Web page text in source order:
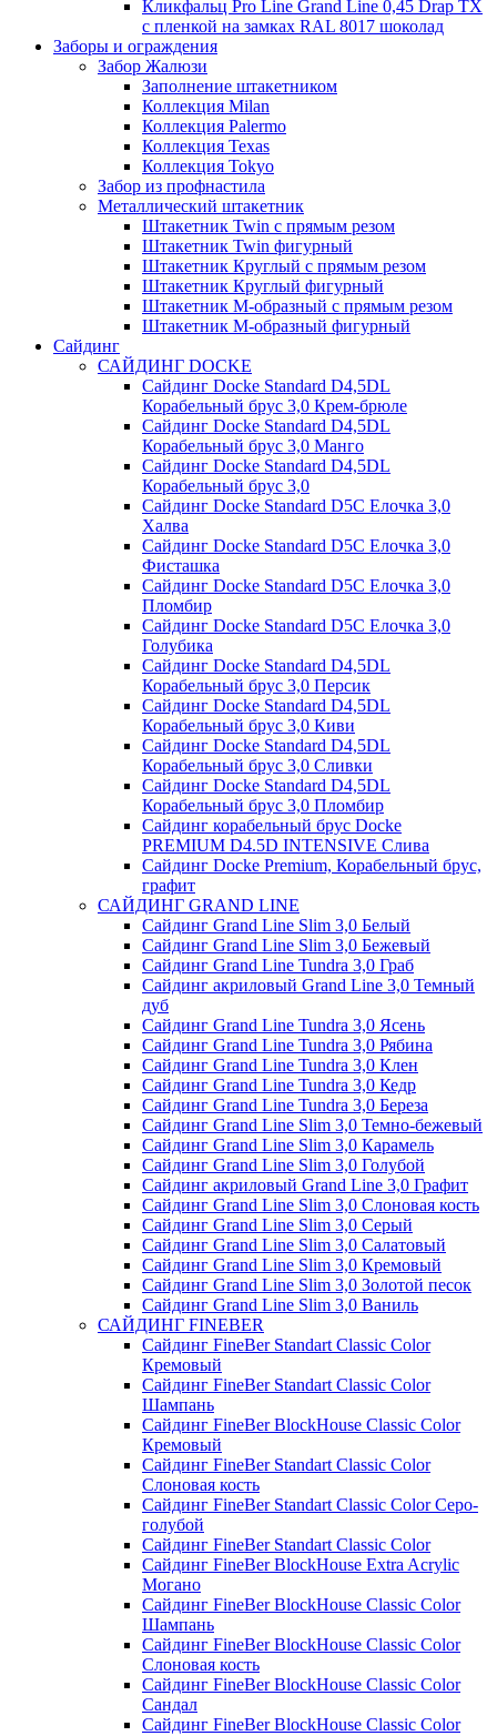
Кликфальц Pro Line Grand Line 0,45 Drap TX
с пленкой на замках RAL 8017 шоколад
Заборы и ограждения
Забор Жалюзи
Заполнение штакетником
Коллекция Milan
Коллекция Palermo
Коллекция Texas
Коллекция Tokyo
Забор из профнастила
Металлический штакетник
Штакетник Twin с прямым резом
Штакетник Twin фигурный
Штакетник Круглый с прямым резом
Штакетник Круглый фигурный
Штакетник М-образный с прямым резом
Штакетник М-образный фигурный
Сайдинг
САЙДИНГ DOCKE
Сайдинг Docke Standard D4,5DL
Корабельный брус 3,0 Крем-брюле
Сайдинг Docke Standard D4,5DL
Корабельный брус 3,0 Манго
Сайдинг Docke Standard D4,5DL
Корабельный брус 3,0
Сайдинг Docke Standard D5C Елочка 3,0
Халва
Сайдинг Docke Standard D5C Елочка 3,0
Фисташка
Сайдинг Docke Standard D5C Елочка 3,0
Пломбир
Сайдинг Docke Standard D5C Елочка 3,0
Голубика
Сайдинг Docke Standard D4,5DL
Корабельный брус 3,0 Персик
Сайдинг Docke Standard D4,5DL
Корабельный брус 3,0 Киви
Сайдинг Docke Standard D4,5DL
Корабельный брус 3,0 Сливки
Сайдинг Docke Standard D4,5DL
Корабельный брус 3,0 Пломбир
Сайдинг корабельный брус Docke
PREMIUM D4.5D INTENSIVE Слива
Сайдинг Docke Premium, Корабельный брус,
графит
САЙДИНГ GRAND LINE
Сайдинг Grand Line Slim 3,0 Белый
Сайдинг Grand Line Slim 3,0 Бежевый
Сайдинг Grand Line Tundra 3,0 Граб
Сайдинг акриловый Grand Line 3,0 Темный
дуб
Сайдинг Grand Line Tundra 3,0 Ясень
Сайдинг Grand Line Tundra 3,0 Рябина
Сайдинг Grand Line Tundra 3,0 Клен
Сайдинг Grand Line Tundra 3,0 Кедр
Сайдинг Grand Line Tundra 3,0 Береза
Сайдинг Grand Line Slim 3,0 Темно-бежевый
Сайдинг Grand Line Slim 3,0 Карамель
Сайдинг Grand Line Slim 3,0 Голубой
Сайдинг акриловый Grand Line 3,0 Графит
Сайдинг Grand Line Slim 3,0 Слоновая кость
Сайдинг Grand Line Slim 3,0 Серый
Сайдинг Grand Line Slim 3,0 Салатовый
Сайдинг Grand Line Slim 3,0 Кремовый
Сайдинг Grand Line Slim 3,0 Золотой песок
Сайдинг Grand Line Slim 3,0 Ваниль
САЙДИНГ FINEBER
Сайдинг FineBer Standart Classic Color
Кремовый
Сайдинг FineBer Standart Classic Color
Шампань
Сайдинг FineBer BlockHouse Classic Color
Кремовый
Сайдинг FineBer Standart Classic Color
Слоновая кость
Сайдинг FineBer Standart Classic Color Серо-
голубой
Сайдинг FineBer Standart Classic Color
Сайдинг FineBer BlockHouse Extra Acrylic
Могано
Сайдинг FineBer BlockHouse Classic Color
Шампань
Сайдинг FineBer BlockHouse Classic Color
Слоновая кость
Сайдинг FineBer BlockHouse Classic Color
Сандал
Сайдинг FineBer BlockHouse Classic Color